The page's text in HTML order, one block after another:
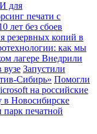
для
печати с
без сбоев
резервных копий в
как мы
лагере Внедрили
Запустили
Сибирь» Помогли
на российские
в Новосибирске
печатной